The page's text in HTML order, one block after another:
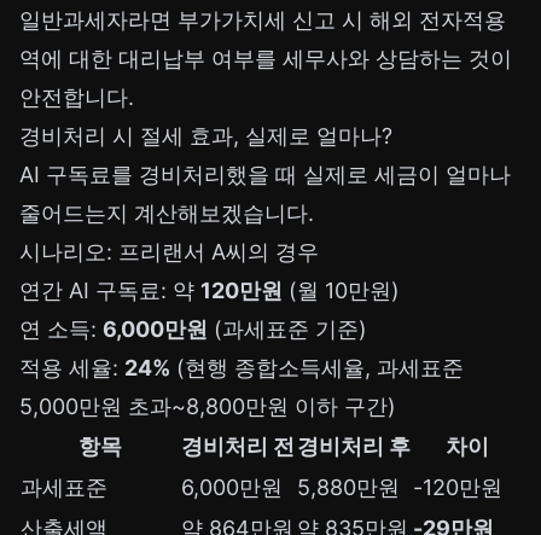
일반과세자라면 부가가치세 신고 시 해외 전자적용
역에 대한 대리납부 여부를 세무사와 상담하는 것이
안전합니다.
경비처리 시 절세 효과, 실제로 얼마나?
AI 구독료를 경비처리했을 때 실제로 세금이 얼마나
줄어드는지 계산해보겠습니다.
시나리오: 프리랜서 A씨의 경우
연간 AI 구독료: 약 120만원 (월 10만원)
연 소득: 6,000만원 (과세표준 기준)
적용 세율: 24% (현행 종합소득세율, 과세표준
5,000만원 초과~8,800만원 이하 구간)
항목
경비처리 전 경비처리 후
차이
과세표준
6,000만원 5,880만원
-120만원
산출세액
약 864만원 약 835만원 -29만원